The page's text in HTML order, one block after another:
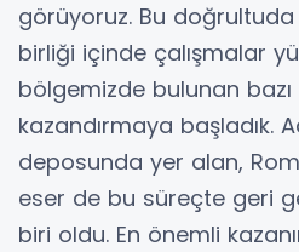
görüyoruz. Bu doğrultuda
birliği içinde çalışmalar
bölgemizde bulunan
kazandırmaya başladık.
deposunda yer alan,
eser de bu süreçte geri
biri oldu. En önemli